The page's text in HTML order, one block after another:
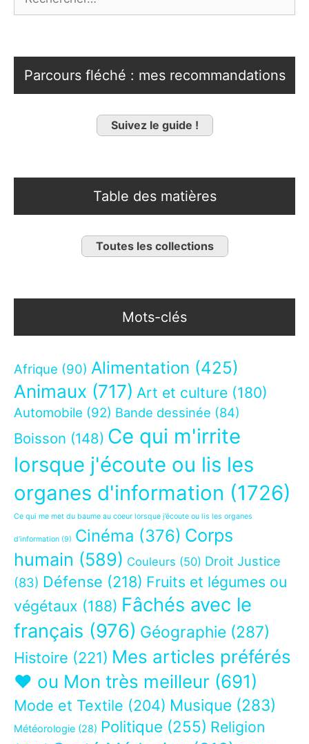
Parcours fléché : mes recommandations
Suivez le guide !
Table des matières
Toutes les collections
Mots-clés
Afrique (90) Alimentation (425)
Animaux (717) Art et culture (180)
Automobile (92) Bande dessinée (84)
Boisson (148) Ce qui m'irrite
lorsque j'écoute ou lis les
organes d'information (1726)
Ce qui me met du baume au coeur lorsque j’écoute ou lis les organes
d’information (9) Cinéma (376) Corps
humain (589) Couleurs (50) Droit Justice
(83) Défense (218) Fruits et légumes ou
végétaux (188) Fâchés avec le
français (976) Géographie (287)
Histoire (221) Mes articles préférés
❤ ou Mon très meilleur (691)
Mode et Textile (204) Musique (283)
Météorologie (28) Politique (255) Religion